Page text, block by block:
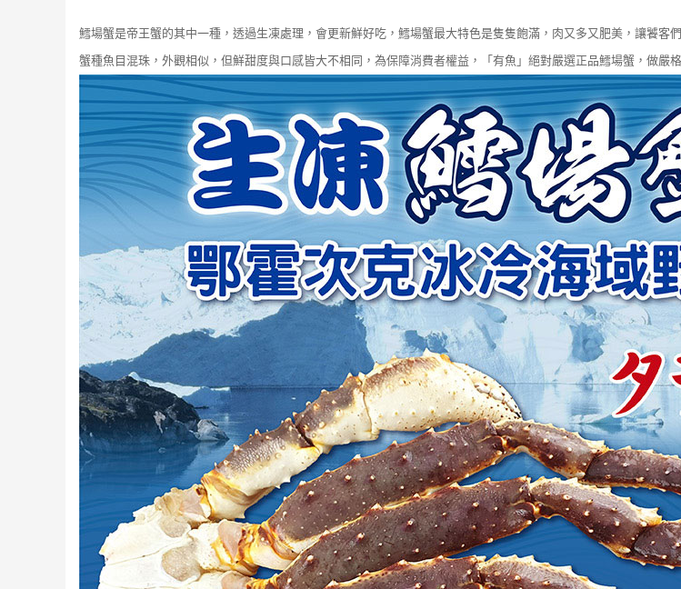
鱈場蟹是帝王蟹的其中一種，透過生凍處理，會更新鮮好吃，鱈場蟹最大特色是隻隻飽滿，肉又多又肥美，讓饕
蟹種魚目混珠，外觀相似，但鮮甜度與口感皆大不相同，為保障消費者權益，「有魚」絕對嚴選正品鱈場蟹，做嚴